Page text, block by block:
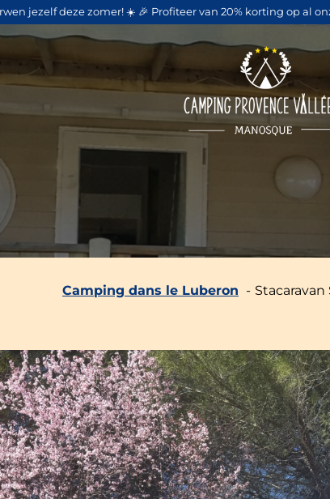
jezelf deze zomer! ☀️ 🎉 Profiteer van 20% korting op al
Camping dans le Luberon Stacaravan